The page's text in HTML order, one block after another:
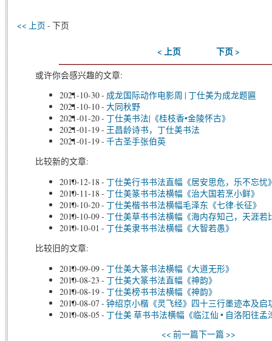
<< 上页 - 下页
< 上页 下页 >
或许你会感兴趣的文章:
2021-10-30- 成龙国际动作电影周 | 丁仕美为成龙题匾
2021-10-10- 大同秋野
2021-01-20- 丁仕美书法|《桂枝香•金陵怀古》
2021-01-19- 王昌龄诗书，丁仕美书法
2021-01-19- 千古圣手张伯英
比较新的文章:
2010-12-18 - 丁仕美行书书法直幅《居安思危，乐不忘忧
2010-11-18 - 丁仕美篆书书法横幅《治大国若烹小鲜》
2010-10-20- 丁仕美楷书书法横幅毛泽东《七律·长征》
2010-10-09- 丁仕美草书书法横幅《海内存知己，天涯若
2010-10-01 - 丁仕美隶书书法横幅《大智若愚》
比较旧的文章:
2010-09-09- 丁仕美大篆书法横幅《大道无形》
2010-08-23 - 丁仕美大篆书法直幅《神韵》
2010-08-19- 丁仕美榜书书法横幅《神韵》
2010-08-07 - 钟绍京小楷《灵飞经》四十三行墨迹本及启
2010-08-05 - 丁仕美 草书书法横幅《临江仙 • 自洛阳往孟
<< 前一篇下一篇 >>